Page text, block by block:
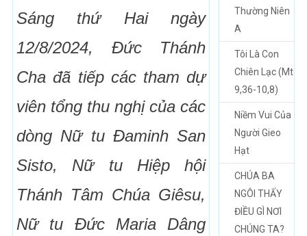
Sáng thứ Hai ngày
12/8/2024, Đức Thánh
Cha đã tiếp các tham dự
viên tổng thu nghị của các
dòng Nữ tu Đaminh San
Sisto, Nữ tu Hiệp hội
Thánh Tâm Chúa Giêsu,
Nữ tu Đức Maria Dâng
Thường Niên
A
Tôi Là Con
Chiên Lạc (Mt
9,36-10,8)
Niềm Vui Của
Người Gieo
Hạt
CHÚA BA
NGÔI THẤY
ĐIỀU GÌ NƠI
CHÚNG TA?